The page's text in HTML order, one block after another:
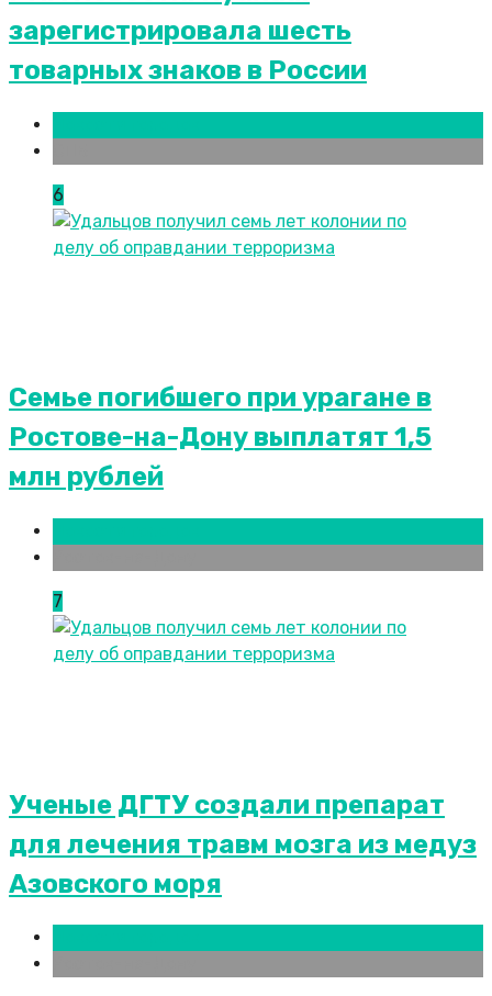
зарегистрировала шесть
товарных знаков в России
6
Семье погибшего при урагане в
Ростове-на-Дону выплатят 1,5
млн рублей
7
Ученые ДГТУ создали препарат
для лечения травм мозга из медуз
Азовского моря